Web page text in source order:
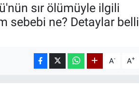
sır ölümüyle ilgili
sebebi ne? Detaylar belli
A- A+